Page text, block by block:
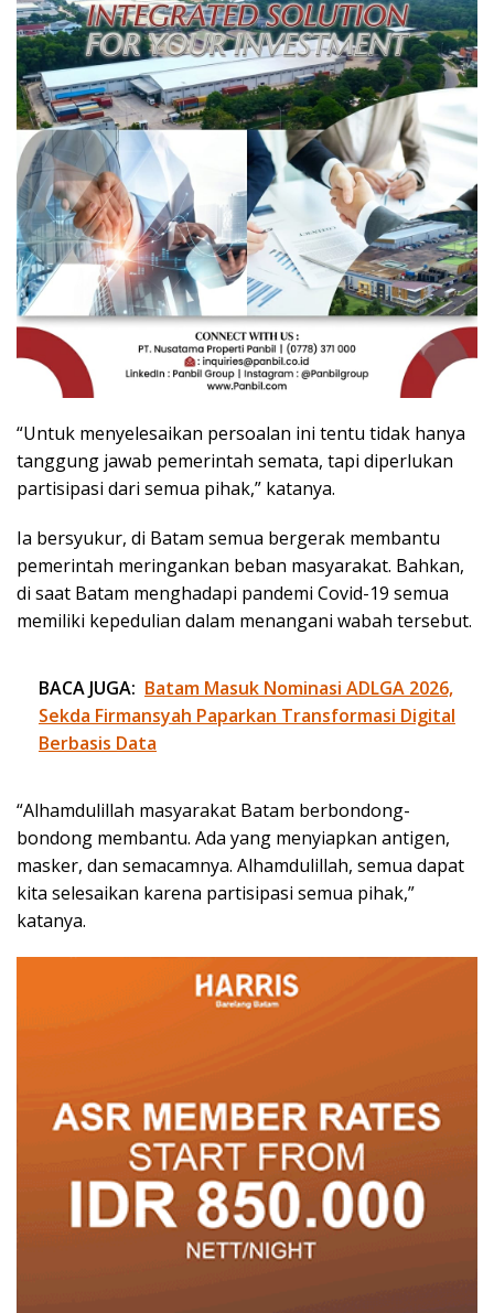
“Untuk menyelesaikan persoalan ini tentu tidak hanya
tanggung jawab pemerintah semata, tapi diperlukan
partisipasi dari semua pihak,” katanya.
Ia bersyukur, di Batam semua bergerak membantu
pemerintah meringankan beban masyarakat. Bahkan,
di saat Batam menghadapi pandemi Covid-19 semua
memiliki kepedulian dalam menangani wabah tersebut.
BACA JUGA: Batam Masuk Nominasi ADLGA 2026,
Sekda Firmansyah Paparkan Transformasi Digital
Berbasis Data
“Alhamdulillah masyarakat Batam berbondong-
bondong membantu. Ada yang menyiapkan antigen,
masker, dan semacamnya. Alhamdulillah, semua dapat
kita selesaikan karena partisipasi semua pihak,”
katanya.